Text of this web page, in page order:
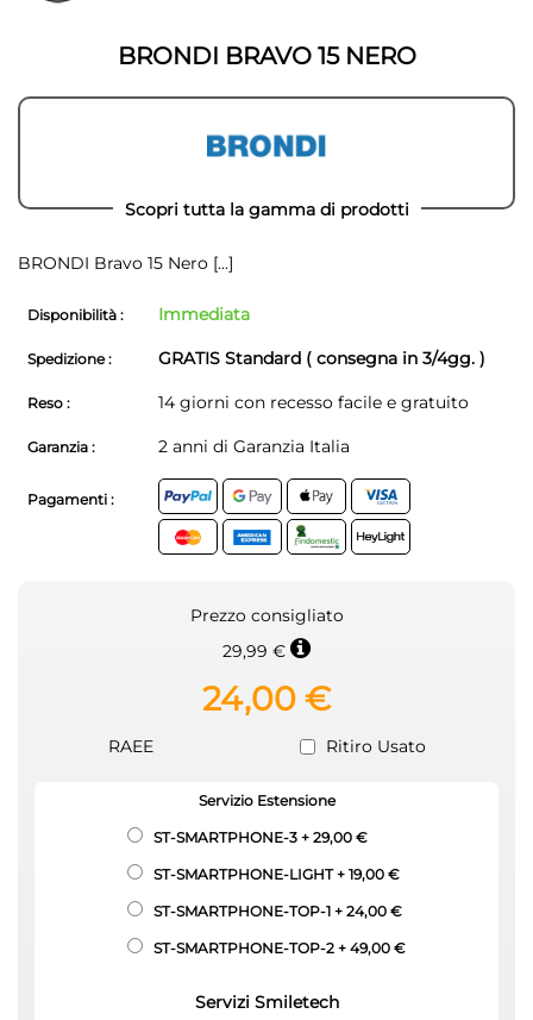
galleria
BRONDI BRAVO 15 NERO
Scopri tutta la gamma di prodotti
BRONDI Bravo 15 Nero [...]
Disponibilità : Immediata
Spedizione : GRATIS Standard ( consegna in 3/4gg. )
Reso : 14 giorni con recesso facile e gratuito
Garanzia : 2 anni di Garanzia Italia
Pagamenti :
Prezzo consigliato
29,99 €
24,00 €
RAEE Ritiro Usato
Servizio Estensione
ST-SMARTPHONE-3 + 29,00 €
ST-SMARTPHONE-LIGHT+ 19,00 €
ST-SMARTPHONE-TOP-1 + 24,00 €
ST-SMARTPHONE-TOP-2 + 49,00 €
Servizi Smiletech